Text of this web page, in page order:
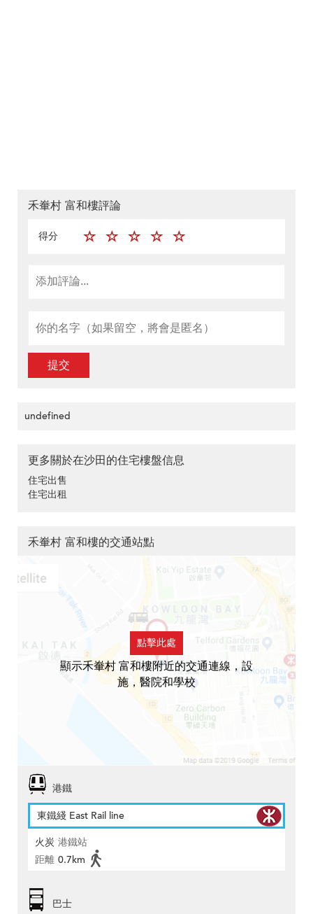
禾輋村 富和樓評論
得分
提交
undefined
更多關於在沙田的住宅樓盤信息
住宅出售
住宅出租
禾輋村 富和樓的交通站點
點擊此處
顯示禾輋村 富和樓附近的交通連線，設
施，醫院和學校
港鐵
東鐵綫 East Rail line
火炭 港鐵站
距離 0.7km
巴士